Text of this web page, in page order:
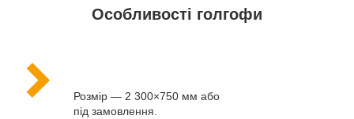
Особливості голгофи
Розмір — 2 300×750 мм або
під замовлення.